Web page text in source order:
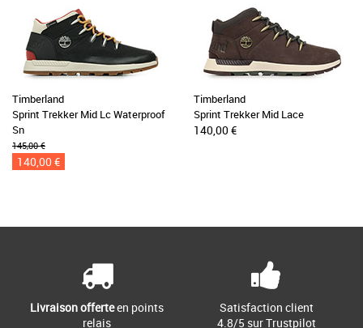
Timberland
Sprint Trekker Mid Lc Waterproof
Sn
145,00 €
140,00 €
Timberland
Sprint Trekker Mid Lace
140,00 €
Livraison offerteen points
relais
Satisfaction client
4.8/5 sur Trustpilot